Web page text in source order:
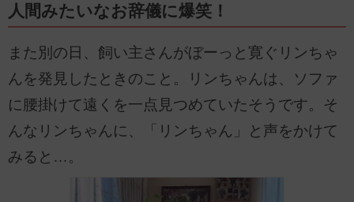
人間みたいなお辞儀に爆笑！
また別の日、飼い主さんがぼーっと寛ぐリンちゃ
んを発見したときのこと。リンちゃんは、ソファ
に腰掛けて遠くを一点見つめていたそうです。そ
んなリンちゃんに、「リンちゃん」と声をかけて
みると…。